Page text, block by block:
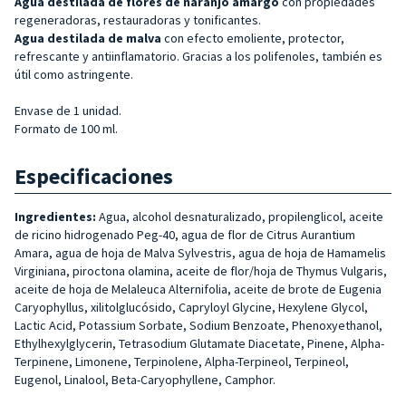
regeneradoras, restauradoras y tonificantes.
Agua destilada de malva con efecto emoliente, protector,
refrescante y antiinflamatorio. Gracias a los polifenoles, también es
útil como astringente.
Envase de 1 unidad.
Formato de 100 ml.
Especificaciones
Ingredientes: Agua, alcohol desnaturalizado, propilenglicol, aceite
de ricino hidrogenado Peg-40, agua de flor de Citrus Aurantium
Amara, agua de hoja de Malva Sylvestris, agua de hoja de Hamamelis
Virginiana, piroctona olamina, aceite de flor/hoja de Thymus Vulgaris,
aceite de hoja de Melaleuca Alternifolia, aceite de brote de Eugenia
Caryophyllus, xilitolglucósido, Capryloyl Glycine, Hexylene Glycol,
Lactic Acid, Potassium Sorbate, Sodium Benzoate, Phenoxyethanol,
Ethylhexylglycerin, Tetrasodium Glutamate Diacetate, Pinene, Alpha-
Terpinene, Limonene, Terpinolene, Alpha-Terpineol, Terpineol,
Eugenol, Linalool, Beta-Caryophyllene, Camphor.